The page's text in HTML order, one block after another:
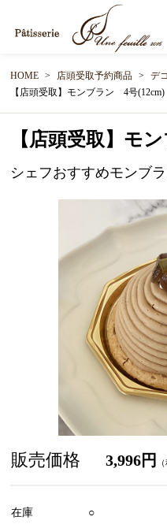
HOME 店頭受取予約商品
デ
【店頭受取】モンブラン 4号(12cm)
【店頭受取】モ
シェフおすすめモンブ
販売価格 3,996円
在庫 ○